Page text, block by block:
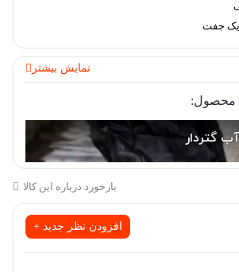
از جنس سیلیکون و با طراحی مقاوم برای
گل و گرد و غبار به داخل کفش طراحی شده است.
های بارانی و محیط های مرطوب، انتخاب
کفش ها و ایجاد راحتی بیشتر در پیاده روی و
بودن آن باعث پوشش بهتر در ناحیه بالای
بهتری در مقابل خیسی و آلودگی فراهم می
است که مانع از سر خوردن بر روی سطوح
یک جفت
نمایش بیشتر
محصول:
بازخورد درباره این کالا
افزودن نظر جدید +